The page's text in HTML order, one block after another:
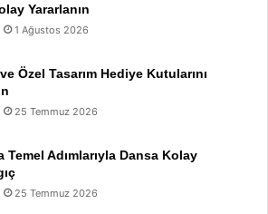
Yararlanın
1 Ağustos 2026
Özel Tasarım Hediye Kutularını
25 Temmuz 2026
Temel Adımlarıyla Dansa Kolay
25 Temmuz 2026